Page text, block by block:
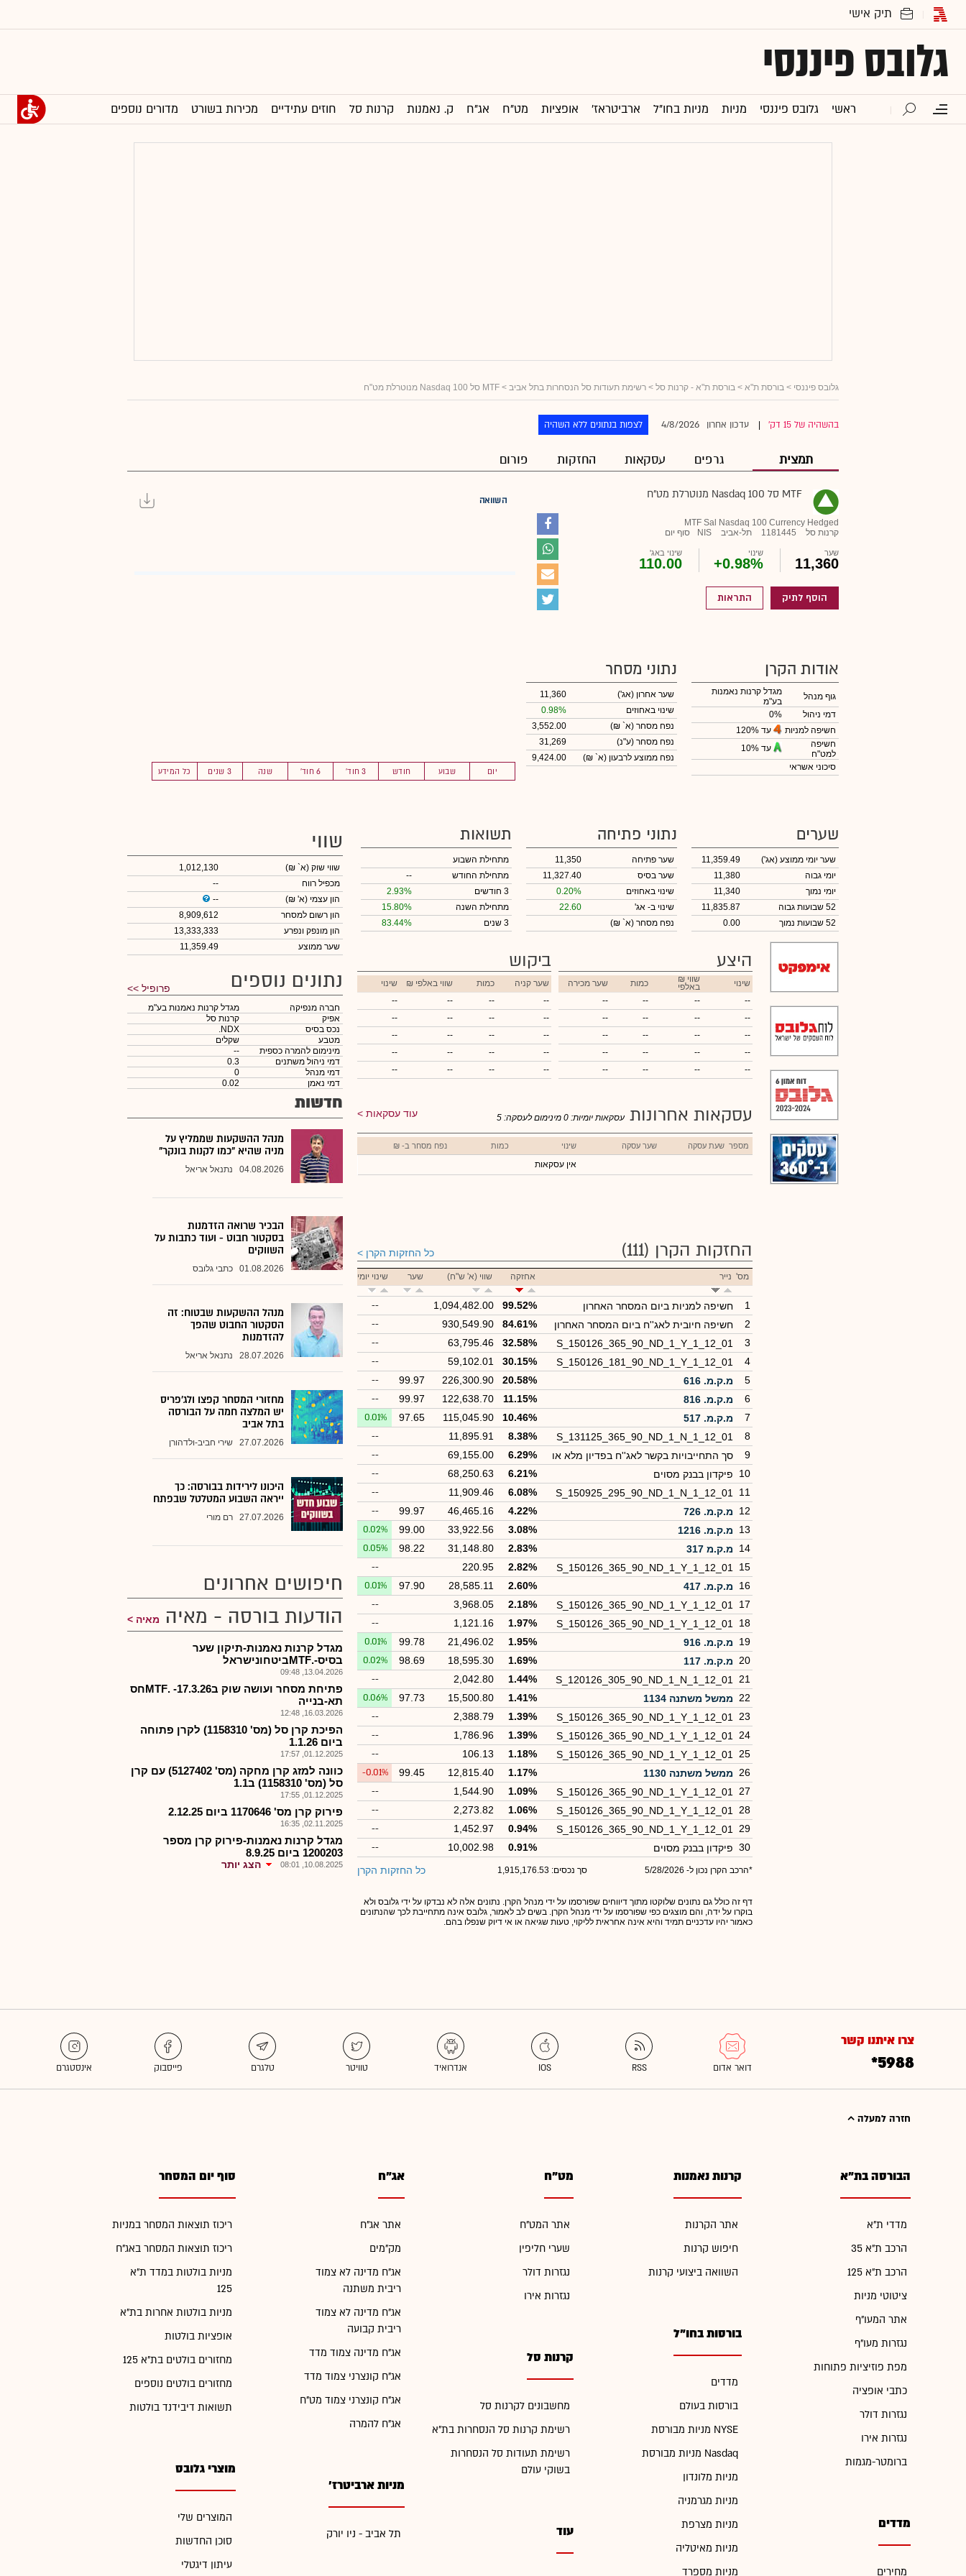
גלובס פיננסי
ראשי גלובס פיננסי מניות מניות בחו"ל ארביטראז' אופציות מט"ח אג"ח ק. נאמנות קרנות סל חוזים עתידיים מכירות בשורט מדורים נוספים
גלובס פיננסי > בורסת ת"א > בורסת ת"א - קרנות סל > רשימת תעודות סל הנסחרות בתל אביב > MTF סל Nasdaq 100 מנוטרלת מט"ח
בהשהיה של 15 דק' עדכון אחרון 4/8/2026 לצפות בנתונים ללא השהיה
תמצית גרפים עסקאות החזקות פורום
MTF סל Nasdaq 100 מנוטרלת מט"ח
MTF Sal Nasdaq 100 Currency Hedged
קרנות סל
1181445 תל-אביב NIS סוף יום
שער
11,360
שינוי
+0.98%
שינוי באג'
110.00
הוסף לתיק התראות
השוואה
יום שבוע חודש 3 חוד' 6 חוד' שנה 3 שנים כל המידע
אודות הקרן
גוף מנהל
מגדל קרנות נאמנות
בע"מ
דמי ניהול
0%
חשיפה למניות
עד 120%
חשיפה
למט"ח
עד 10%
סיכוני אשראי
נתוני מסחר
שער אחרון (אג')
11,360
שינוי באחוזים
0.98%
נפח מסחר (א` ₪)
3,552.00
נפח מסחר (ע"נ)
31,269
נפח ממוצע לרבעון (א` ₪)
9,424.00
שערים
שער יומי ממוצע (אג')
11,359.49
יומי גבוה
11,380
יומי נמוך
11,340
52 שבועות גבוה
11,835.87
52 שבועות נמוך
0.00
נתוני פתיחה
שער פתיחה
11,350
שער בסיס
11,327.40
שינוי באחוזים
0.20%
שינוי ב- אג'
22.60
נפח מסחר (א` ₪)
תשואות
מתחילת השבוע
מתחילת החודש
--
3 חודשים
2.93%
מתחילת השנה
15.80%
3 שנים
83.44%
היצע
שינוי ₪ שווי
באלפי כמות
שער מכירה
--
--
--
--
--
--
--
--
--
--
--
--
--
--
--
--
--
--
--
--
ביקוש
שער קניה כמות ₪ שווי באלפי
שינוי
--
--
--
--
--
--
--
--
--
--
--
--
--
--
--
--
--
--
--
--
עסקאות אחרונות עוד עסקאות עסקאות יומיות: 0 מינימום לעסקה: 5
מספר שעת עסקה שער עסקה שינוי כמות נפח מסחר ב- ₪
אין עסקאות
החזקות הקרן (111) כל החזקות הקרן
מס' נייר אחזקה שווי (א' ש"ח) שער שינוי יומי
1 חשיפה למניות ביום המסחר האחרון 99.52%
1,094,482.00
--
2
חשיפה חיובית לאג''ח ביום המסחר האחרון 84.61%
930,549.90
--
3
S_150126_365_90_ND_1_Y_1_12_01
32.58%
63,795.46
--
4
S_150126_181_90_ND_1_Y_1_12_01
30.15%
59,102.01
--
5
מ.ק.מ. 616 20.58%
226,300.90
99.97
--
6
מ.ק.מ. 816 11.15%
122,638.70
99.97
--
7
מ.ק.מ. 517 10.46%
115,045.90
97.65
0.01%
8
S_131125_365_90_ND_1_N_1_12_01
8.38%
11,895.91
--
9
סך התחייבויות בקשר לאג''ח בפדיון מלא או 6.29%
69,155.00
--
10
פיקדון בבנק מסוים 6.21%
68,250.63
--
11
S_150925_295_90_ND_1_N_1_12_01
6.08%
11,909.46
--
12
מ.ק.מ. 726 4.22%
46,465.16
99.97
--
13
מ.ק.מ. 1216 3.08%
33,922.56
99.00
0.02%
14
מ.ק.מ 317 2.83%
31,148.80
98.22
0.05%
15
S_150126_365_90_ND_1_Y_1_12_01
2.82%
220.95
--
16
מ.ק.מ. 417 2.60%
28,585.11
97.90
0.01%
17
S_150126_365_90_ND_1_Y_1_12_01
2.18%
3,968.05
--
18
S_150126_365_90_ND_1_Y_1_12_01
1.97%
1,121.16
--
19
מ.ק.מ. 916 1.95%
21,496.02
99.78
0.01%
20
מ.ק.מ. 117 1.69%
18,595.30
98.69
0.02%
21
S_120126_305_90_ND_1_N_1_12_01
1.44%
2,042.80
--
22
ממשל משתנה 1134 1.41%
15,500.80
97.73
0.06%
23
S_150126_365_90_ND_1_Y_1_12_01
1.39%
2,388.79
--
24
S_150126_365_90_ND_1_Y_1_12_01
1.39%
1,786.96
--
25
S_150126_365_90_ND_1_Y_1_12_01
1.18%
106.13
--
26
ממשל משתנה 1130 1.17%
12,815.40
99.45
-0.01%
27
S_150126_365_90_ND_1_Y_1_12_01
1.09%
1,544.90
--
28
S_150126_365_90_ND_1_Y_1_12_01
1.06%
2,273.82
--
29
S_150126_365_90_ND_1_Y_1_12_01
0.94%
1,452.97
--
30 פיקדון בבנק מסוים 0.91%
10,002.98
--
*הרכב הקרן נכון ל- 5/28/2026 סך נכסים: 1,915,176.53 כל החזקות הקרן
דף זה כולל גם נתונים שלוקטו מתוך דיווחים שפורסמו על ידי מנהל הקרן. נתונים אלה לא נבדקו על ידי גלובס ולא
בוקרו על ידה, והם מוצגים כפי שפורסמו על ידי מנהל הקרן. בשים לב לאמור, גלובס אינה מתחייבת לכך שהנתונים
כאמור יהיו עדכניים תמיד והיא אינה אחראית לליקוי, טעות שגיאה או אי דיוק שנפלו בהם.
שווי
שווי שוק (א` ₪)
1,012,130
מכפיל רווח
--
הון עצמי (א' ₪)
--
הון רשום למסחר
8,909,612
הון מונפק ונפרע
13,333,333
שער ממוצע
11,359.49
נתונים נוספים פרופיל >>
חברה מנפיקה
מגדל קרנות נאמנות בע"מ
אפיק
קרנות סל
נכס בסיס
.NDX
מטבע
שקלים
מינימום להמרה כספית
--
דמי ניהול משתנים
0.3
דמי מנהל
0
דמי נאמן
0.02
חדשות
מנהל ההשקעות שממליץ על
מניה שהיא "כמו לקנות בונקר"
04.08.2026 נתנאל אריאל
הבכיר שרואה הזדמנות
בסקטור חבוט - ועוד כתבות על
השווקים
01.08.2026 כתבי גלובס
מנהל ההשקעות שבטוח: זה
הסקטור החבוט שהפך
להזדמנות
28.07.2026 נתנאל אריאל
מחזורי המסחר קפצו ולג'פריס
יש המלצה חמה על הבורסה
בתל אביב
27.07.2026 שירי חביב-ולדהורן
היכונו לירידות בבורסה: כך
ייראה השבוע המטלטל שבפתח
27.07.2026 רם מורי
חיפושים אחרונים
הודעות בורסה - מאיה
מאיה
מגדל קרנות נאמנות-תיקון שער
בסיס-.MTFביטחונישראל
13.04.2026, 09:48
פתיחת מסחר ועושה שוק ב17.3.26- .MTFחס
תא-בנייה
16.03.2026, 12:48
הפיכת קרן סל (מס' 1158310) לקרן פתוחה
ביום 1.1.26
01.12.2025, 17:57
כוונה למזג קרן מחקה (מס' 5127402) עם קרן
סל (מס' 1158310) ב1.1
01.12.2025, 17:55
פירוק קרן מס' 1170646 ביום 2.12.25
02.11.2025, 16:35
מגדל קרנות נאמנות-פירוק קרן מספר
1200203 ביום 8.9.25
10.08.2025, 08:01 הצג יותר
צרו איתנו קשר
*5988
חזרה למעלה
הבורסה בת"א
מדדי ת"א
הרכב ת"א 35
הרכב ת"א 125
ציטוטי מניות
אתר המעו"ף
נגזרות מעו"ף
מפת פוזיציות פתוחות
כתבי אופציה
נגזרות דולר
נגזרות אירו
ברומטר-מגמות
מדדים
מחירים
קרנות נאמנות
אתר הקרנות
חיפוש קרנות
השוואה ביצועי קרנות
בורסות בחו"ל
מדדים
בורסות בעולם
מניות מבורסת NYSE
מניות מבורסת Nasdaq
מניות מלונדון
מניות מגרמניה
מניות מצרפת
מניות מאיטליה
מניות מספרד
מט"ח
אתר המט"ח
שערי חליפין
נגזרות דולר
נגזרות אירו
קרנות סל
מחשבונים לקרנות סל
רשימת קרנות סל הנסחרות בת"א
רשימת תעודות סל הנסחרות
בשוקי עולם
עוד
אג"ח
אתר אג"ח
מק"מים
אג"ח מדינה לא צמוד
ריבית משתנה
אג"ח מדינה לא צמוד
ריבית קבועה
אג"ח מדינה צמוד מדד
אג"ח קונצרני צמוד מדד
אג"ח קונצרני צמוד מט"ח
אג"ח להמרה
מניות ארביטרז'
תל אביב - ניו יורק
סוף יום המסחר
ריכוז תוצאות המסחר במניות
ריכוז תוצאות המסחר באג"ח
מניות בולטות במדד ת"א
125
מניות בולטות אחרות בת"א
אופציות בולטות
מחזורים בולטים בת"א 125
מחזורים בולטים נוספים
תשואות דיבידנד בולטות
מוצרי גלובס
המוצרים שלי
סוכן החדשות
עיתון דיגטלי